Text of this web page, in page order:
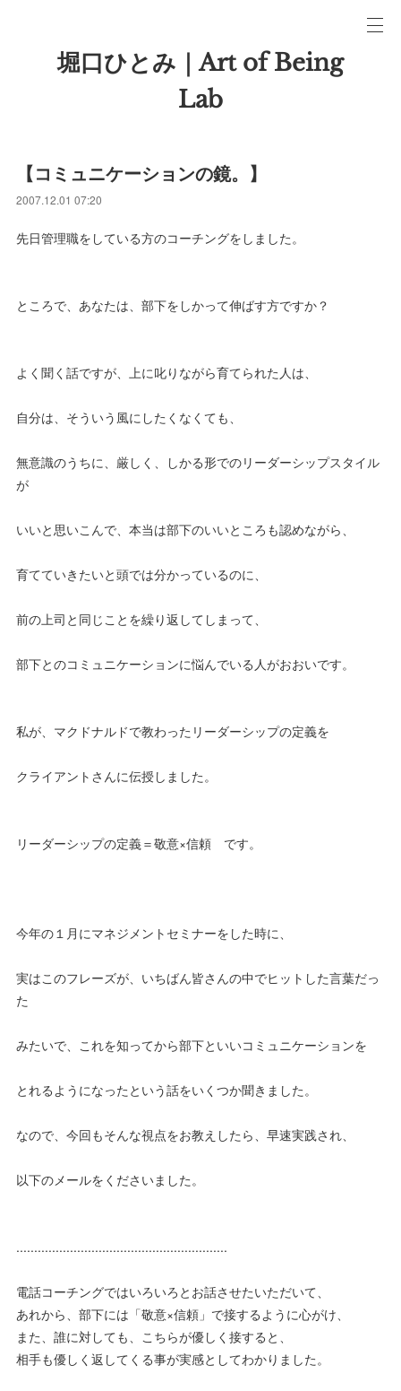
堀口ひとみ｜Art of Being
Lab
【コミュニケーションの鏡。】
2007.12.01 07:20
先日管理職をしている方のコーチングをしました。
ところで、あなたは、部下をしかって伸ばす方ですか？
よく聞く話ですが、上に叱りながら育てられた人は、
自分は、そういう風にしたくなくても、
無意識のうちに、厳しく、しかる形でのリーダーシップスタイル
が
いいと思いこんで、本当は部下のいいところも認めながら、
育てていきたいと頭では分かっているのに、
前の上司と同じことを繰り返してしまって、
部下とのコミュニケーションに悩んでいる人がおおいです。
私が、マクドナルドで教わったリーダーシップの定義を
クライアントさんに伝授しました。
リーダーシップの定義＝敬意×信頼 です。
今年の１月にマネジメントセミナーをした時に、
実はこのフレーズが、いちばん皆さんの中でヒットした言葉だっ
た
みたいで、これを知ってから部下といいコミュニケーションを
とれるようになったという話をいくつか聞きました。
なので、今回もそんな視点をお教えしたら、早速実践され、
以下のメールをくださいました。
...........................................................
電話コーチングではいろいろとお話させたいただいて、
あれから、部下には「敬意×信頼」で接するように心がけ、
また、誰に対しても、こちらが優しく接すると、
相手も優しく返してくる事が実感としてわかりました。